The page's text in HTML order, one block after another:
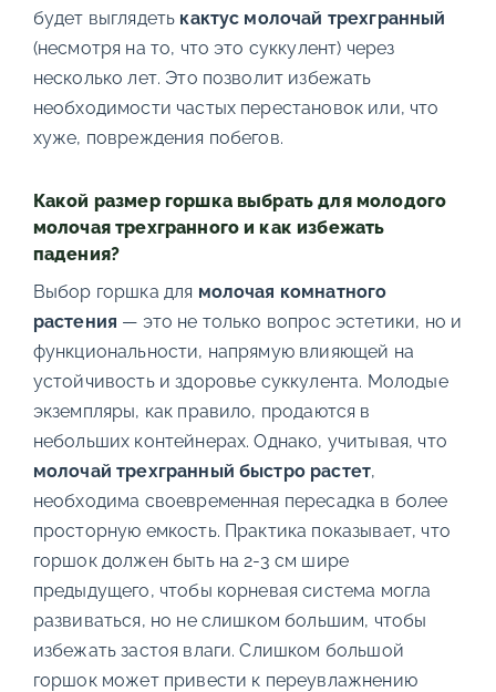
будет выглядеть кактус молочай трехгранный
(несмотря на то, что это суккулент) через
несколько лет. Это позволит избежать
необходимости частых перестановок или, что
хуже, повреждения побегов.
Какой размер горшка выбрать для молодого
молочая трехгранного и как избежать
падения?
Выбор горшка для молочая комнатного
растения — это не только вопрос эстетики, но и
функциональности, напрямую влияющей на
устойчивость и здоровье суккулента. Молодые
экземпляры, как правило, продаются в
небольших контейнерах. Однако, учитывая, что
молочай трехгранный быстро растет,
необходима своевременная пересадка в более
просторную емкость. Практика показывает, что
горшок должен быть на 2-3 см шире
предыдущего, чтобы корневая система могла
развиваться, но не слишком большим, чтобы
избежать застоя влаги. Слишком большой
горшок может привести к переувлажнению